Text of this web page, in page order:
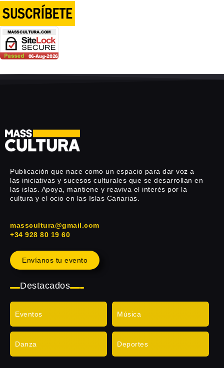
Publicación que nace como un espacio para dar voz a
las iniciativas y sucesos culturales que se desarrollan en
las islas. Apoya, mantiene y reaviva el interés por la
cultura y el ocio en las Islas Canarias.
masscultura@gmail.com
+34 928 80 19 60
Envíanos tu evento
Destacados
Eventos Música
Danza Deportes